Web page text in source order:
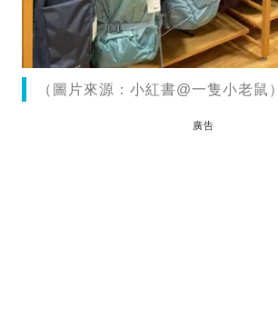
（圖片來源：小紅書@一隻小老鼠）
廣告